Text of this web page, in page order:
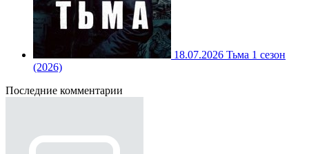
18.07.2026 Тьма 1 сезон
(2026)
Последние комментарии